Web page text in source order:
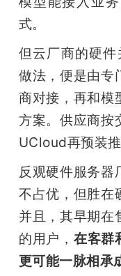
式。
但云厂商的硬
做法，便是由专
商对接，再和模
方案。供应商按
UCloud再预装
反观硬件服务器
不占优，但胜在
并且，其早期在
的用户， 在客群
更可能一脉相承